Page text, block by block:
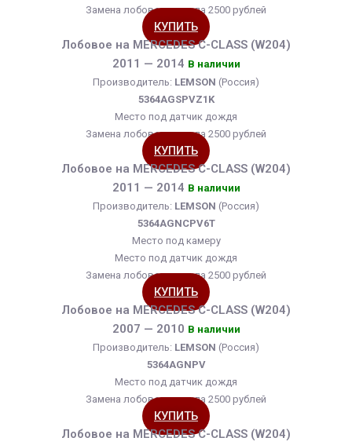
Замена лобового стекла 2500 рублей
КУПИТЬ
Лобовое на MERCEDES C-CLASS (W204)
2011 — 2014 В наличии
Производитель: LEMSON (Россия)
5364AGSPVZ1K
Место под датчик дождя
Замена лобового стекла 2500 рублей
КУПИТЬ
Лобовое на MERCEDES C-CLASS (W204)
2011 — 2014 В наличии
Производитель: LEMSON (Россия)
5364AGNCPV6T
Место под камеру
Место под датчик дождя
Замена лобового стекла 2500 рублей
КУПИТЬ
Лобовое на MERCEDES C-CLASS (W204)
2007 — 2010 В наличии
Производитель: LEMSON (Россия)
5364AGNPV
Место под датчик дождя
Замена лобового стекла 2500 рублей
КУПИТЬ
Лобовое на MERCEDES C-CLASS (W204)